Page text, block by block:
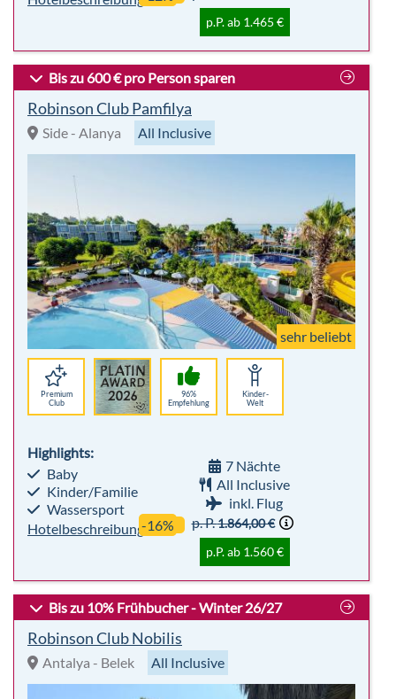
p.P. ab 1.465 €
Bis zu 600 € pro Person sparen
Robinson Club Pamfilya
Side - Alanya All Inclusive
sehr beliebt
Premium
Club
96%
Empfehlung
Kinder-
Welt
Highlights:
Baby
Kinder/Familie
Wassersport
Hotelbeschreibung
7 Nächte
All Inclusive
inkl. Flug
-16%
p. P.1.864,00 €
p.P. ab 1.560 €
Bis zu 10% Frühbucher - Winter 26/27
Robinson Club Nobilis
Antalya - Belek All Inclusive